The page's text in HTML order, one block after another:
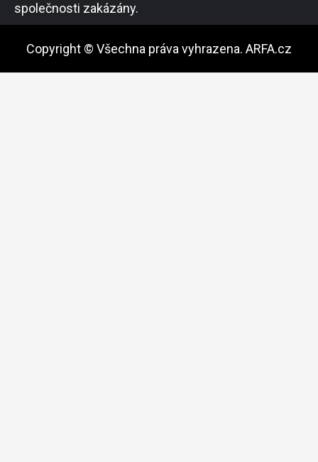
společnosti zakázány.
Copyright © Všechna práva vyhrazena. ARFA.cz